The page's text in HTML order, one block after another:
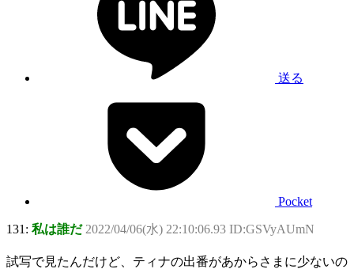
送る
Pocket
131: 私は誰だ 2022/04/06(水) 22:10:06.93 ID:GSVyAUmN
試写で見たんだけど、ティナの出番があからさまに少ないの